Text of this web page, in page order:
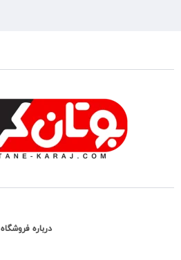
درباره فروشگاه